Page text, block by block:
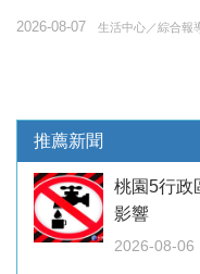
生活中心／綜合報
2026-08-07
推薦新聞
桃園5行
影響
2026-08-06